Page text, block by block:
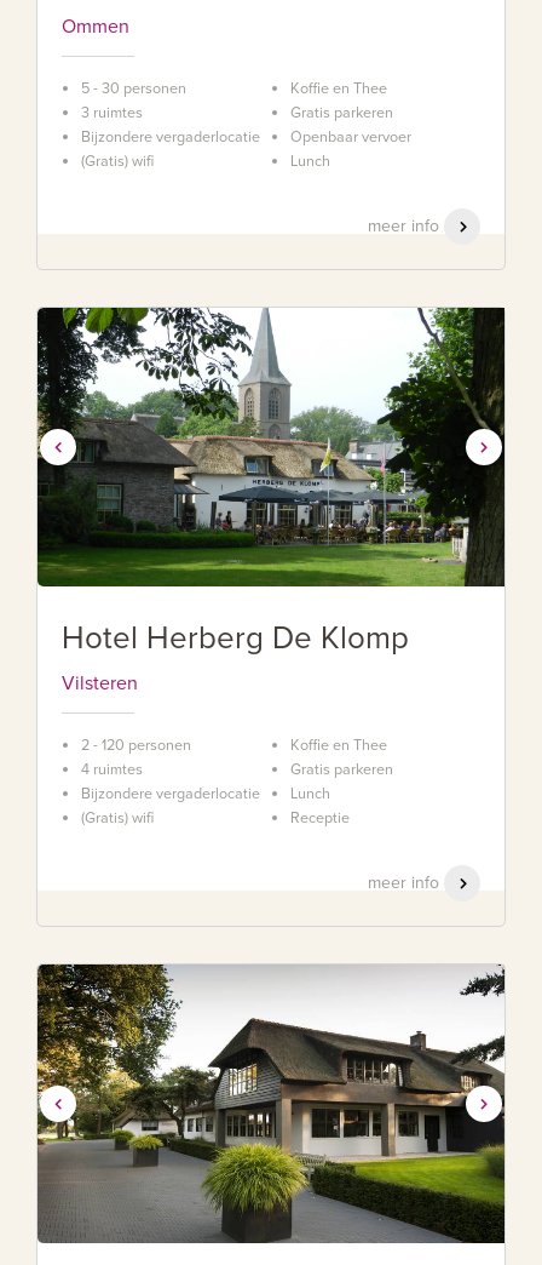
Ommen
5 - 30 personen
3 ruimtes
Bijzondere vergaderlocatie
(Gratis) wifi
Koffie en Thee
Gratis parkeren
Openbaar vervoer
Lunch
meer info
Hotel Herberg De Klomp
Vilsteren
2 - 120 personen
4 ruimtes
Bijzondere vergaderlocatie
(Gratis) wifi
Koffie en Thee
Gratis parkeren
Lunch
Receptie
meer info